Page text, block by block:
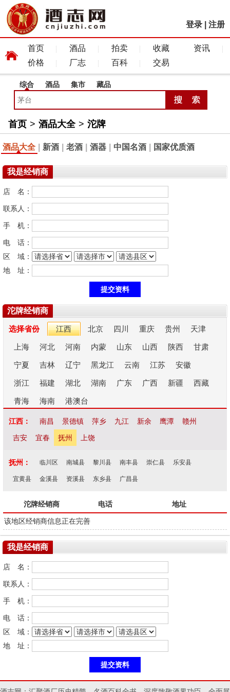
登录 注册
首页 酒品 拍卖 收藏
资讯
价格
厂志 百科 交易
综合 酒品 集市 藏品
首页 > 酒品大全 > 沱牌
酒品大全 新酒 老酒 酒器 中国名酒 国家优质酒
我是经销商
店 名：
联系人：
手 机：
电 话：
区 域：
地 址：
沱牌经销商
选择省份 江西 北京 四川 重庆 贵州 天津
上海 河北 河南 内蒙 山东 山西 陕西 甘肃
宁夏 吉林 辽宁 黑龙江 云南 江苏 安徽
浙江 福建 湖北 湖南 广东 广西 新疆 西藏
青海 海南 港澳台
江西： 南昌 景德镇 萍乡 九江 新余 鹰潭
赣州
吉安
宜春 抚州 上饶
抚州： 临川区 南城县 黎川县 南丰县 崇仁县 乐安县
宜黄县 金溪县 资溪县 东乡县 广昌县
沱牌经销商 电话 地址
该地区经销商信息正在完善
我是经销商
店 名：
联系人：
手 机：
电 话：
区 域：
地 址：